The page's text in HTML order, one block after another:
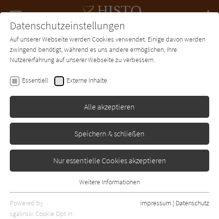
SUCHE Forum Charts Newsletter
Philipp Vandenberg
Der Fluch des Kopernikus
Erschienen: Januar 1996 0
Datenschutzeinstellungen
Auf unserer Webseite werden Cookies verwendet. Einige davon werden
zwingend benötigt, während es uns andere ermöglichen, Ihre
Nutzererfahrung auf unserer Webseite zu verbessern.
Essentiell Externe Inhalte
Alle akzeptieren
Speichern & schließen
Nur essentielle Cookies akzeptieren
Essentielle Cookies werden für grundlegende Funktionen der
Webseite benötigt. Dadurch ist gewährleistet, dass die Webseite
Weitere Informationen
Powered by
sgalinski Cookie Opt In
Impressum | Datenschutz